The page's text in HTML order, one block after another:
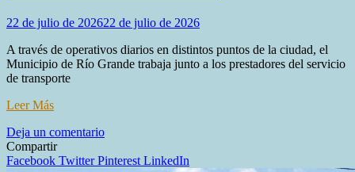
22 de julio de 202622 de julio de 2026
A través de operativos diarios en distintos puntos de la ciudad, el
Municipio de Río Grande trabaja junto a los prestadores del servicio
de transporte
Leer Más
Deja un comentarioen
MUNICIPIO
Compartir
Facebook TwitterPinterest LinkedIn